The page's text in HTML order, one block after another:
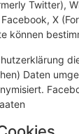
Twitter),
X
können
Daten